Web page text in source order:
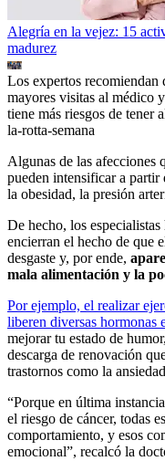
Alegría en la vejez: 15
madurez
Los expertos recomiendan
mayores visitas al médico
tiene más riesgos de tener
la-rotta-semana
Algunas de las afecciones
pueden intensificar a partir
la obesidad, la presión
De hecho, los
encierran el hecho de que
desgaste y, por ende,
mala alimentación y la
Por ejemplo, el realizar
liberen diversas hormonas
mejorar tu estado de
descarga de renovación
trastornos como la
“Porque en última
el riesgo de cáncer, todas
comportamiento, y esos
emocional”, recalcó la